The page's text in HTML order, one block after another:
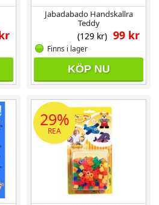
Jabadabado Handskallra
Teddy
99 kr
(129 kr)
Finns i lager
KÖP NU
29%
REA